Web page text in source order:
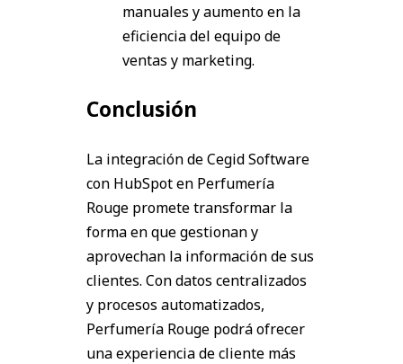
manuales y aumento en la
eficiencia del equipo de
ventas y marketing.
Conclusión
La integración de Cegid Software
con HubSpot en Perfumería
Rouge promete transformar la
forma en que gestionan y
aprovechan la información de sus
clientes. Con datos centralizados
y procesos automatizados,
Perfumería Rouge podrá ofrecer
una experiencia de cliente más